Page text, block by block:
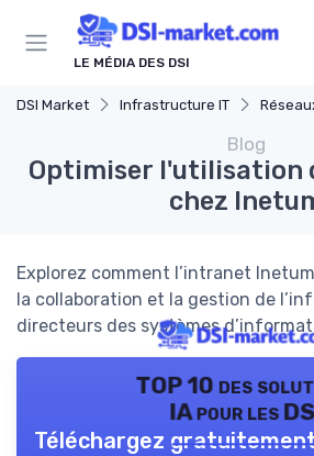
LE MÉDIA DES DSI
DSI Market Infrastructure IT
Blog
Optimiser l'utilisation
chez
Explorez comment l’intranet
la collaboration et la gestion de
directeurs des systèmes
TOP 10 des
IA pour les
Téléchargez
Panneau de gestion des cookies